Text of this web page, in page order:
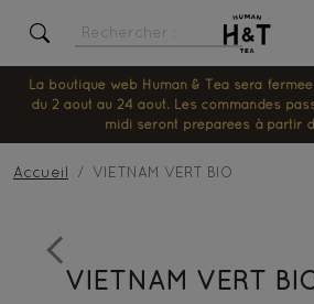
La boutique web Human & Tea sera
du 2 août au 24 août. Les commandes
midi seront préparées à partir
Accueil VIETNAM VERT BIO
Previous
VIETNAM VERT